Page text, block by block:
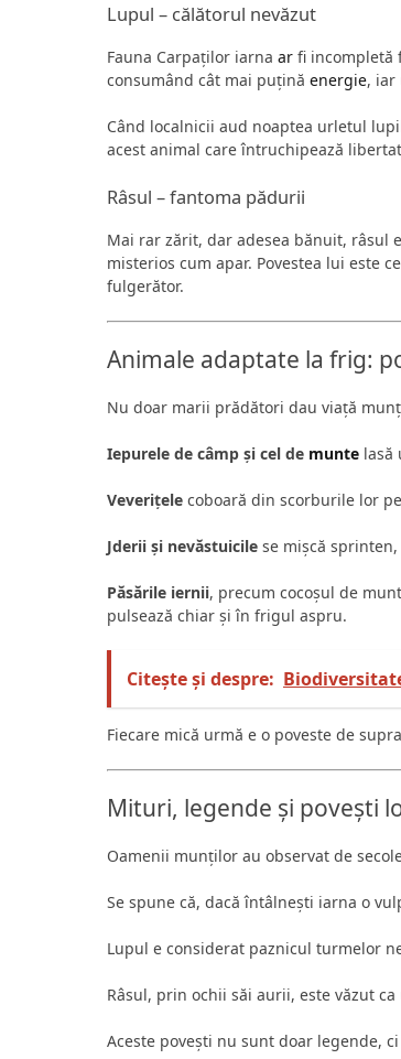
Lupul – călătorul nevăzut
Fauna Carpaților iarna ar fi incompletă
consumând cât mai puțină energie, iar
Când localnicii aud noaptea urletul
acest animal care întruchipează
Râsul – fantoma pădurii
Mai rar zărit, dar adesea bănuit, râsul
misterios cum apar. Povestea lui este
fulgerător.
Animale adaptate la frig:
Nu doar marii prădători dau viață
Iepurele de câmp și cel de munte lasă
Veverițele coboară din scorburile lor
Jderii și nevăstuicile se mișcă
Păsările iernii, precum cocoșul de
pulsează chiar și în frigul aspru.
Citește și despre:
Fiecare mică urmă e o poveste de
Mituri, legende și povești
Oamenii munților au observat de
Se spune că, dacă întâlnești iarna o
Lupul e considerat paznicul turmelor
Râsul, prin ochii săi aurii, este văzut
Aceste povești nu sunt doar legende,